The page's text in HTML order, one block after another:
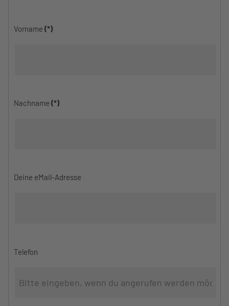
Vorname (*)
Nachname (*)
Deine eMail-Adresse
Telefon